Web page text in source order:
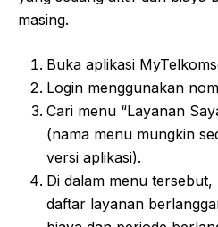
masing.
Buka aplikasi
Login menggunakan
Cari menu “Layanan
(nama menu mungkin
versi aplikasi).
Di dalam menu
daftar layanan